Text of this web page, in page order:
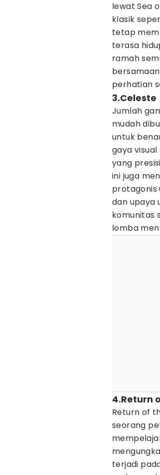
lewat Sea
klasik
tetap
terasa
ramah
perhatian
3.Celeste
Jumlah
mudah
untuk
gaya
yang
ini juga
protagonis
dan upaya
komunitas
lomba
4.Return
Return of
seorang
terjadi